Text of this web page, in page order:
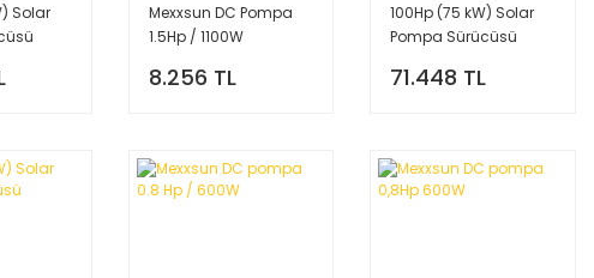
Solar
Mexxsun DC Pompa
1.5Hp / 1100W
8.256 TL
100Hp (75 kW) Solar
Pompa Sürücüsü
71.448 TL